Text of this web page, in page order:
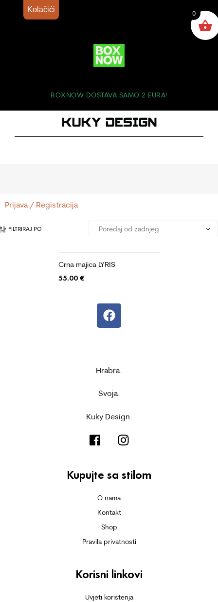
BOXNOW DOSTAVA SAMO 2 EURA!
Prijava / Registracija
FILTRIRAJ PO
Crna majica LYRIS
55.00 €
Hrabra.
Svoja.
Kuky Design.
Kupujte sa stilom
O nama
Kontakt
Shop
Pravila privatnosti
Korisni linkovi
Uvjeti korištenja
0
Kolačići